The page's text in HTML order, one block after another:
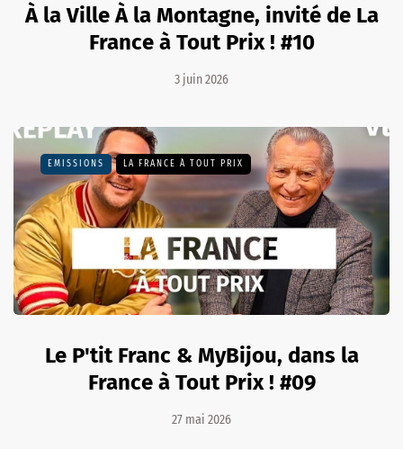
À la Ville À la Montagne, invité de La
France à Tout Prix ! #10
3 juin 2026
EMISSIONS LA FRANCE À TOUT PRIX
Le P'tit Franc & MyBijou, dans la
France à Tout Prix ! #09
27 mai 2026